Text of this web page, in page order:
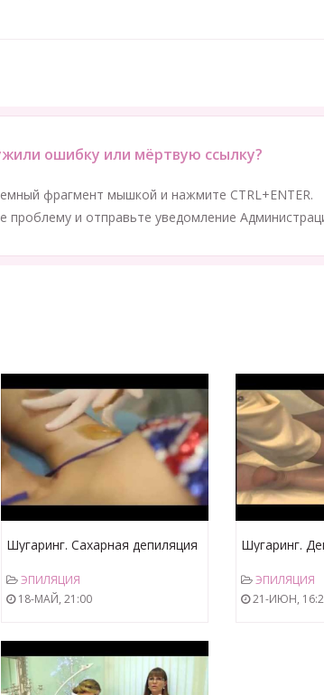
ошибку или мёртвую ссылку?
фрагмент мышкой и нажмите CTRL+ENTER.
и отправьте уведомление
Шугаринг. Сахарная депиляция
ЭПИЛЯЦИЯ
18-МАЙ, 21:00
Шугаринг.
ЭПИЛЯЦИЯ
21-ИЮН,